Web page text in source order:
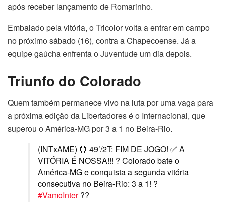
após receber lançamento de Romarinho.
Embalado pela vitória, o Tricolor volta a entrar em campo
no próximo sábado (16), contra a Chapecoense. Já a
equipe gaúcha enfrenta o Juventude um dia depois.
Triunfo do Colorado
Quem também permanece vivo na luta por uma vaga para
a próxima edição da Libertadores é o Internacional, que
superou o América-MG por 3 a 1 no Beira-Rio.
(INTxAME) ⏰ 49’/2T: FIM DE JOGO! ✅ A
VITÓRIA É NOSSA!!! ? Colorado bate o
América-MG e conquista a segunda vitória
consecutiva no Beira-Rio: 3 a 1! ?
#VamoInter??